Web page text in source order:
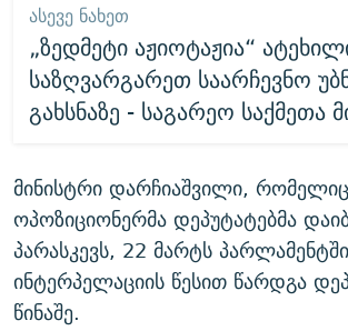
ᲐᲡᲔᲕᲔ ᲜᲐᲮᲔᲗ
„ზედმეტი აჟიოტაჟია“
საზღვარგარეთ საარჩევნო
გახსნაზე - საგარეო საქმეთა
მინისტრი დარჩიაშვილი, რომელიც
ოპოზიციონერმა დეპუტატებმა
პარასკევს, 22 მარტს პარლამენტში
ინტერპელაციის წესით წარდგა
წინაშე.